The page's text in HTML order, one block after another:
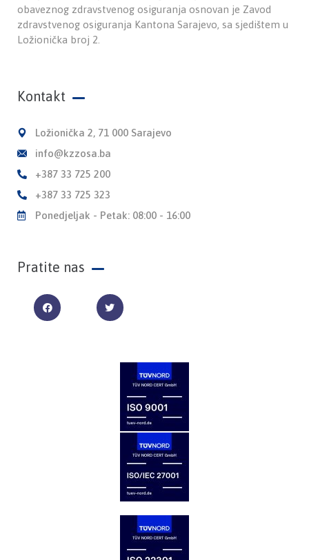
obaveznog zdravstvenog osiguranja osnovan je Zavod
zdravstvenog osiguranja Kantona Sarajevo, sa sjedištem u
Ložionička broj 2.
Kontakt
Ložionička 2, 71 000 Sarajevo
info@kzzosa.ba
+387 33 725 200
+387 33 725 323
Ponedjeljak - Petak: 08:00 - 16:00
Pratite nas